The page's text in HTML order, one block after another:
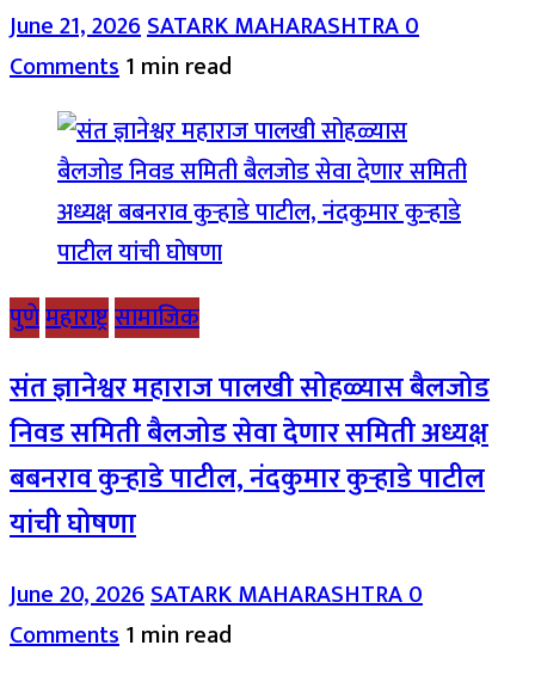
June 21, 2026SATARK MAHARASHTRA0
Comments1 min read
पुणेमहाराष्ट्रसामाजिक
संत ज्ञानेश्वर महाराज पालखी सोहळ्यास बैलजोड
निवड समिती बैलजोड सेवा देणार समिती अध्यक्ष
बबनराव कुऱ्हाडे पाटील, नंदकुमार कुऱ्हाडे पाटील
यांची घोषणा
June 20, 2026SATARK MAHARASHTRA0
Comments1 min read